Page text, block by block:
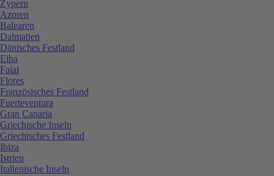
Zypern
Azoren
Balearen
Dalmatien
Dänisches Festland
Elba
Faial
Flores
Französisches Festland
Fuerteventura
Gran Canaria
Griechische Inseln
Griechisches Festland
Ibiza
Istrien
Italienische Inseln